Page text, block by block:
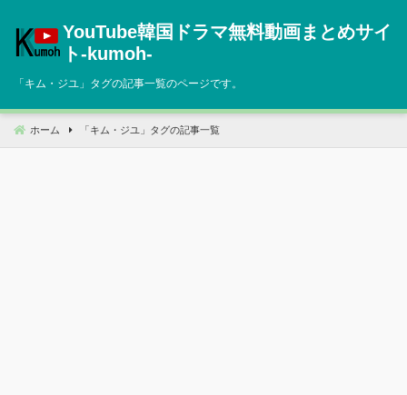
へ
動
YouTube韓国ドラマ無料動画まとめサイ
ト‐kumoh‐
「キム・ジユ 」タグの記事一覧のページです。
ホーム 「 キム・ジユ 」タグの記事一覧